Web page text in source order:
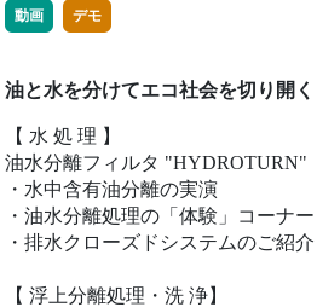
動画 デモ
油と水を分けてエコ社会を切り開く
【 水 処 理 】
油水分離フィルタ "HYDROTURN"
・水中含有油分離の実演
・油水分離処理の「体験」コーナー
・排水クローズドシステムのご紹介
【 浮上分離処理・洗 浄】